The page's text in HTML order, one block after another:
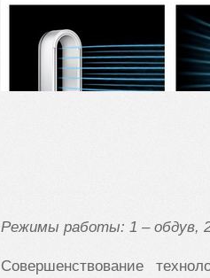
Режимы работы: 1 – обдув,
Совершенствование